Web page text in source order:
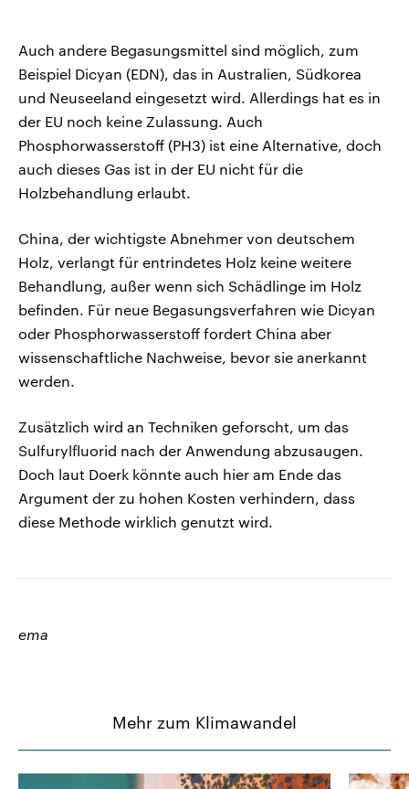
Auch andere Begasungsmittel sind möglich, zum
Beispiel Dicyan (EDN), das in Australien, Südkorea
und Neuseeland eingesetzt wird. Allerdings hat es in
der EU noch keine Zulassung. Auch
Phosphorwasserstoff (PH3) ist eine Alternative, doch
auch dieses Gas ist in der EU nicht für die
Holzbehandlung erlaubt.
China, der wichtigste Abnehmer von deutschem
Holz, verlangt für entrindetes Holz keine weitere
Behandlung, außer wenn sich Schädlinge im Holz
befinden. Für neue Begasungsverfahren wie Dicyan
oder Phosphorwasserstoff fordert China aber
wissenschaftliche Nachweise, bevor sie anerkannt
werden.
Zusätzlich wird an Techniken geforscht, um das
Sulfurylfluorid nach der Anwendung abzusaugen.
Doch laut Doerk könnte auch hier am Ende das
Argument der zu hohen Kosten verhindern, dass
diese Methode wirklich genutzt wird.
ema
Mehr zum Klimawandel